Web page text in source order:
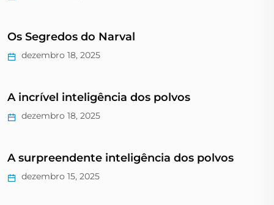
Os Segredos do Narval
dezembro 18, 2025
A incrível inteligência dos polvos
dezembro 18, 2025
A surpreendente inteligência dos polvos
dezembro 15, 2025